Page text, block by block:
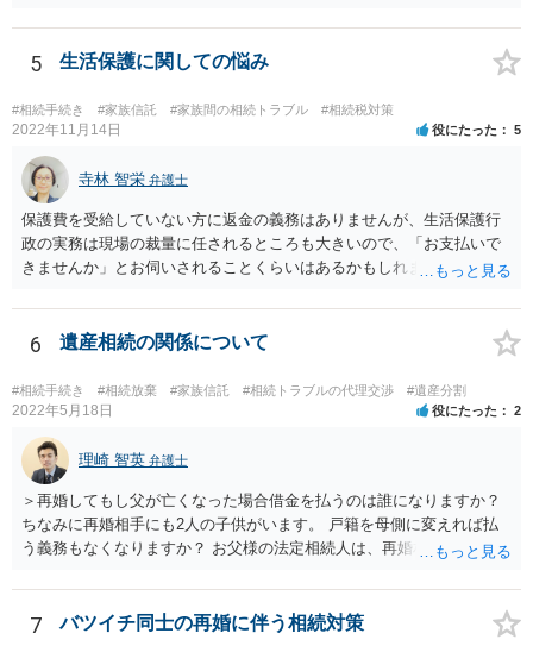
5 生活保護に関しての悩み
#相続手続き #家族信託 #家族間の相続トラブル #相続税対策
2022年11月14日 役にたった 5
寺林 智栄 弁護士
保護費を受給していない方に返金の義務はありませんが、生活保護行
政の実務は現場の裁量に任されるところも大きいので、「お支払いで
きませんか」とお伺いされることくらいはあるかもしれません。 通報
考えてご判断いただくのが良いと思います。
6 遺産相続の関係について
#相続手続き #相続放棄 #家族信託 #相続トラブルの代理交渉 #遺産分割
2022年5月18日 役にたった 2
理崎 智英 弁護士
＞再婚してもし父が亡くなった場合借金を払うのは誰になりますか？
ちなみに再婚相手にも2人の子供がいます。 戸籍を母側に変えれば払
う義務もなくなりますか？ お父様の法定相続人は、再婚相手とご相談
戸籍がどこにあるのかは関係ありません。 ただし、お父様が亡くなっ
たことを知ってから３か月以内に家庭裁判所にて「相続放棄」の手続
7 バツイチ同士の再婚に伴う相続対策